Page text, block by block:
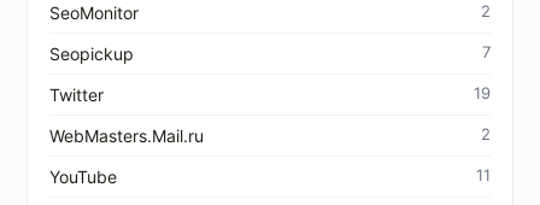
SeoMonitor 2
Seopickup 7
Twitter 19
WebMasters.Mail.ru 2
YouTube 11